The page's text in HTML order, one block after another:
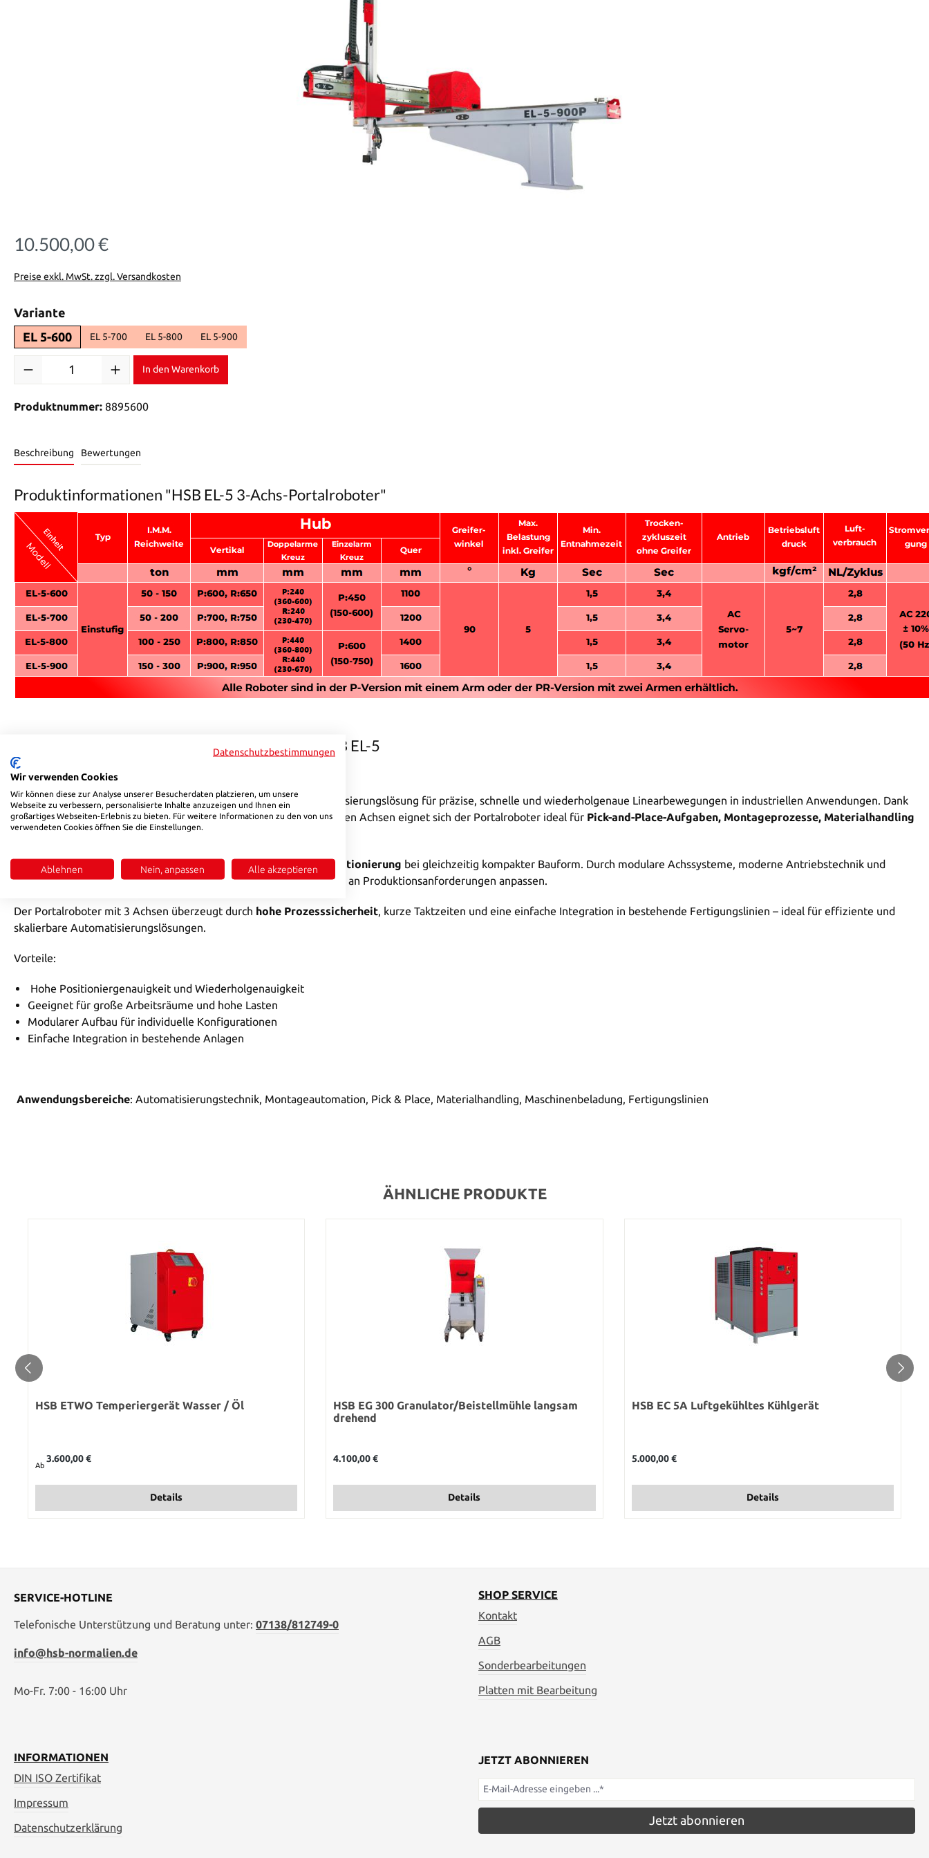
Regulärer Preis:
10.500,00 €
Preise exkl. MwSt. zzgl. Versandkosten
Variante
EL 5-600
EL 5-700 EL 5-800 EL 5-900
In den Warenkorb
Produktnummer: 8895600
Beschreibung Bewertungen
Produktinformationen "HSB EL-5 3-Achs-Portalroboter"
Produktbeschreibung – 3-Achs-Portalroboter HSB EL-5
DerPortalroboter mit 3 Achsenist eine leistungsstarke Automatisierungslösung für präzise, schnelle und wiederholgenaue Linearbewegungen in industriellen Anwendungen. Dank
seiner stabilen Portalbauweise und der drei orthogonal angeordneten Achsen eignet sich der Portalroboter ideal für Pick-and-Place-Aufgaben, Montageprozesse, Materialhandling
und CNC-nahe Anwendungen.
Die Konstruktion ermöglicht große Verfahrwege und exakte Positionierung bei gleichzeitig kompakter Bauform. Durch modulare Achssysteme, moderne Antriebstechnik und
flexible Steuerungskonzepte lässt sich der Portalroboter individuell an Produktionsanforderungen anpassen.
Der Portalroboter mit 3 Achsen überzeugt durch hohe Prozesssicherheit, kurze Taktzeiten und eine einfache Integration in bestehende Fertigungslinien – ideal für effiziente und
skalierbare Automatisierungslösungen.
Vorteile:
Hohe Positioniergenauigkeit und Wiederholgenauigkeit
Geeignet für große Arbeitsräume und hohe Lasten
Modularer Aufbau für individuelle Konfigurationen
Einfache Integration in bestehende Anlagen
Anwendungsbereiche: Automatisierungstechnik, Montageautomation, Pick & Place, Materialhandling, Maschinenbeladung, Fertigungslinien
ÄHNLICHE PRODUKTE
HSB ETWO Temperiergerät Wasser / Öl
Ab
3.600,00 €
Details
HSB EG 300 Granulator/Beistellmühle langsam
drehend
4.100,00 €
Details
HSB EC 5A Luftgekühltes Kühlgerät
5.000,00 €
Details
SERVICE-HOTLINE
Telefonische Unterstützung und Beratung unter: 07138/812749-0
info@hsb-normalien.de
Mo-Fr. 7:00 - 16:00 Uhr
SHOP SERVICE
Kontakt
AGB
Sonderbearbeitungen
Platten mit Bearbeitung
INFORMATIONEN
DIN ISO Zertifikat
Impressum
Datenschutzerklärung
JETZT ABONNIEREN
Jetzt abonnieren
Datenschutzbestimmungen
Wir verwenden Cookies
Wir können diese zur Analyse unserer Besucherdaten platzieren, um unsere
Webseite zu verbessern, personalisierte Inhalte anzuzeigen und Ihnen ein
großartiges Webseiten-Erlebnis zu bieten. Für weitere Informationen zu den von uns
verwendeten Cookies öffnen Sie die Einstellungen.
Ablehnen Nein, anpassen Alle akzeptieren